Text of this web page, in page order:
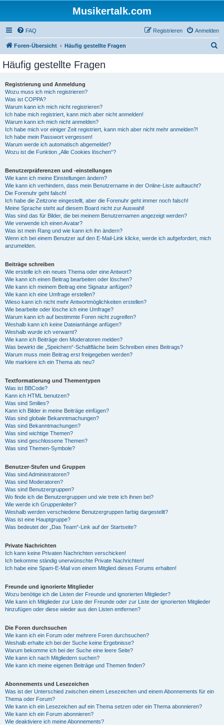
Musikertalk.com
FAQ Anmelden
Registrieren
Foren-Übersicht Häufig gestellte Fragen
Häufig gestellte Fragen
Registrierung und Anmeldung
Wozu muss ich mich registrieren?
Was ist COPPA?
Warum kann ich mich nicht registrieren?
Ich habe mich registriert, kann mich aber nicht anmelden!
Warum kann ich mich nicht anmelden?
Ich habe mich vor einiger Zeit registriert, kann mich aber nicht mehr anmelden?!
Ich habe mein Passwort vergessen!
Warum werde ich automatisch abgemeldet?
Wozu ist die Funktion „Alle Cookies löschen“?
Benutzerpräferenzen und -einstellungen
Wie kann ich meine Einstellungen ändern?
Wie kann ich verhindern, dass mein Benutzername in der Online-Liste auftaucht?
Die Forenuhr geht falsch!
Ich habe die Zeitzone eingestellt, aber die Forenuhr geht immer noch falsch!
Meine Sprache steht auf diesem Board nicht zur Auswahl!
Was sind das für Bilder, die bei meinem Benutzernamen angezeigt werden?
Wie verwende ich einen Avatar?
Was ist mein Rang und wie kann ich ihn ändern?
Wenn ich bei einem Benutzer auf den E-Mail-Link klicke, werde ich aufgefordert, mich
anzumelden.
Beiträge schreiben
Wie erstelle ich ein neues Thema oder eine Antwort?
Wie kann ich einen Beitrag bearbeiten oder löschen?
Wie kann ich meinem Beitrag eine Signatur anfügen?
Wie kann ich eine Umfrage erstellen?
Wieso kann ich nicht mehr Antwortmöglichkeiten erstellen?
Wie bearbeite oder lösche ich eine Umfrage?
Warum kann ich auf bestimmte Foren nicht zugreifen?
Weshalb kann ich keine Dateianhänge anfügen?
Weshalb wurde ich verwarnt?
Wie kann ich Beiträge den Moderatoren melden?
Was bewirkt die „Speichern“-Schaltfläche beim Schreiben eines Beitrags?
Warum muss mein Beitrag erst freigegeben werden?
Wie markiere ich ein Thema als neu?
Textformatierung und Thementypen
Was ist BBCode?
Kann ich HTML benutzen?
Was sind Smilies?
Kann ich Bilder in meine Beiträge einfügen?
Was sind globale Bekanntmachungen?
Was sind Bekanntmachungen?
Was sind wichtige Themen?
Was sind geschlossene Themen?
Was sind Themen-Symbole?
Benutzer-Stufen und Gruppen
Was sind Administratoren?
Was sind Moderatoren?
Was sind Benutzergruppen?
Wo finde ich die Benutzergruppen und wie trete ich ihnen bei?
Wie werde ich Gruppenleiter?
Weshalb werden verschiedene Benutzergruppen farbig dargestellt?
Was ist eine Hauptgruppe?
Was bedeutet der „Das Team“-Link auf der Startseite?
Private Nachrichten
Ich kann keine Privaten Nachrichten verschicken!
Ich bekomme ständig unerwünschte Private Nachrichten!
Ich habe eine Spam-E-Mail von einem Mitglied dieses Forums erhalten!
Freunde und ignorierte Mitglieder
Wozu benötige ich die Listen der Freunde und ignorierten Mitglieder?
Wie kann ich Mitglieder zur Liste der Freunde oder zur Liste der ignorierten Mitglieder
hinzufügen oder diese wieder aus den Listen entfernen?
Die Foren durchsuchen
Wie kann ich ein Forum oder mehrere Foren durchsuchen?
Weshalb erhalte ich bei der Suche keine Ergebnisse?
Warum bekomme ich bei der Suche eine leere Seite?
Wie kann ich nach Mitgliedern suchen?
Wie kann ich meine eigenen Beiträge und Themen finden?
Abonnements und Lesezeichen
Was ist der Unterschied zwischen einem Lesezeichen und einem Abonnements für ein
Thema oder Forum?
Wie kann ich ein Lesezeichen auf ein Thema setzen oder ein Thema abonnieren?
Wie kann ich ein Forum abonnieren?
Wie deaktiviere ich meine Abonnements?